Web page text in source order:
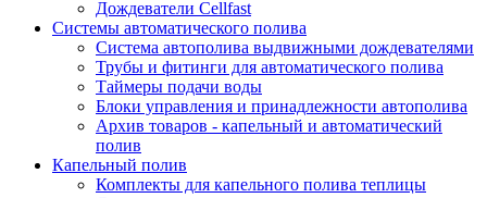
Дождеватели Cellfast
Системы автоматического полива
Система автополива выдвижными дождевателями
Трубы и фитинги для автоматического полива
Таймеры подачи воды
Блоки управления и принадлежности автополива
Архив товаров - капельный и автоматический
полив
Капельный полив
Комплекты для капельного полива теплицы